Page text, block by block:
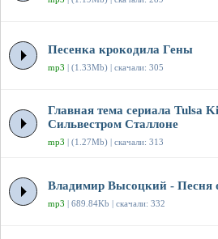
Песенка крокодила Гены
mp3 | (1.33Mb) | скачали: 305
Главная тема сериала Tulsa
Сильвестром Сталлоне
mp3 | (1.27Mb) | скачали: 313
Владимир Высоцкий - Песня
mp3 | 689.84Kb | скачали: 332